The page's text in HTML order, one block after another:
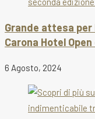
Grande attesa per
Carona Hotel
6 Agosto, 2024